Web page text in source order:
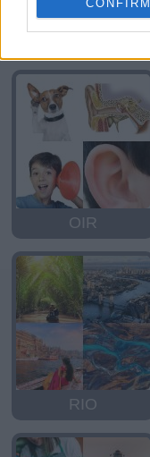
CONFIRM
OIR
RIO